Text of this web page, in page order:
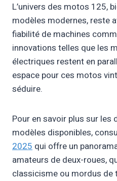
L’univers des motos 125,
modèles modernes, reste
fiabilité de machines
innovations telles que les
électriques restent en
espace pour ces motos
séduire.
Pour en savoir plus sur les
modèles disponibles,
2025 qui offre un
amateurs de deux-roues,
classicisme ou mordus de